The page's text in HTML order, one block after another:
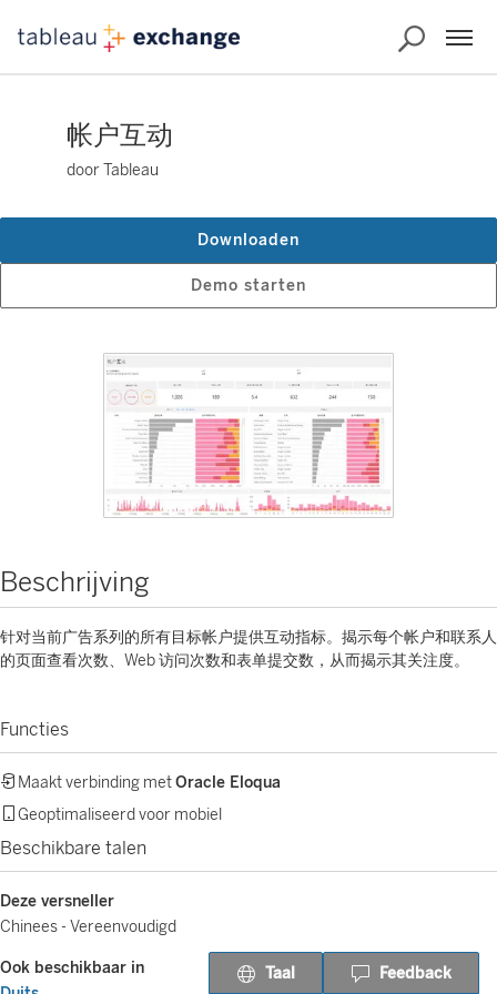
帐户互动
door Tableau
Demo starten
Downloaden
Beschrijving
针对当前广告系列的所有目标帐户提供互动指标。揭示每个帐户和联系人
的页面查看次数、Web 访问次数和表单提交数，从而揭示其关注度。
Functies
Maakt verbinding metOracle Eloqua
Geoptimaliseerd voor mobiel
Beschikbare talen
Deze versneller
Chinees - Vereenvoudigd
Ook beschikbaar in
Taal Feedback